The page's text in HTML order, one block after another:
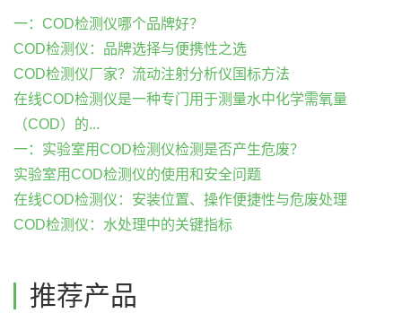
一：COD检测仪哪个品牌好？
COD检测仪：品牌选择与便携性之选
COD检测仪厂家？流动注射分析仪国标方法
在线COD检测仪是一种专门用于测量水中化学需氧量
（COD）的...
一：实验室用COD检测仪检测是否产生危废？
实验室用COD检测仪的使用和安全问题
在线COD检测仪：安装位置、操作便捷性与危废处理
COD检测仪：水处理中的关键指标
推荐产品